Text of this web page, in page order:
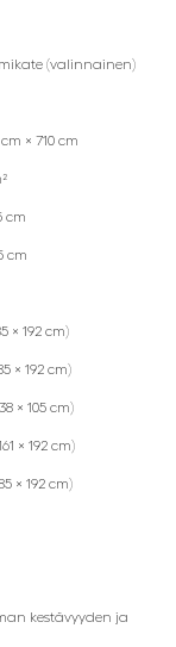
(valinnainen)
cm × 710 cm
cm
cm
× 192 cm)
× 192 cm)
× 105 cm)
× 192 cm)
× 192 cm)
kestävyyden ja